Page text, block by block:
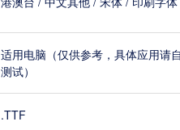
适用电脑（仅供参考，具体应用请
测试）
.TTF